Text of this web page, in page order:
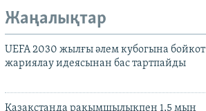
Жаңалықтар
UEFA 2030 жылғы әлем кубогына бойкот
жариялау идеясынан бас тартпайды
Қазақстанда рақымшылықпен 1,5 мың